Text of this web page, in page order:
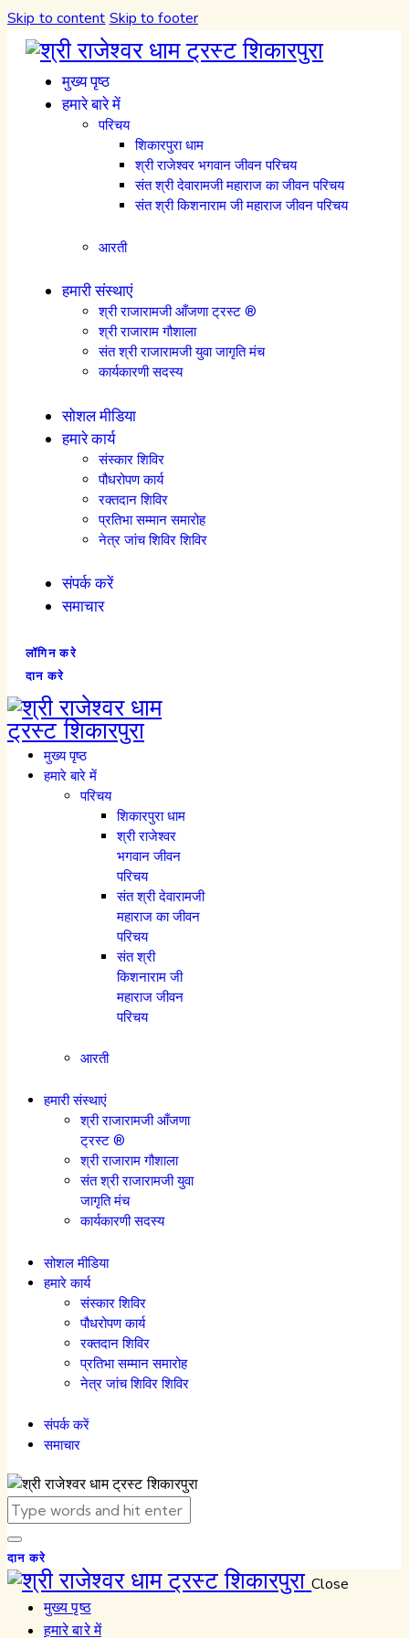
Skip to content Skip to footer
मुख्य पृष्ठ
हमारे बारे में
परिचय
शिकारपुरा धाम
श्री राजेश्वर भगवान जीवन परिचय
संत श्री देवारामजी महाराज का जीवन परिचय
संत श्री किशनाराम जी महाराज जीवन परिचय
आरती
हमारी संस्थाएं
श्री राजारामजी आँजणा ट्रस्ट ®
श्री राजाराम गौशाला
संत श्री राजारामजी युवा जागृति मंच
कार्यकारणी सदस्य
सोशल मीडिया
हमारे कार्य
संस्कार शिविर
पौधरोपण कार्य
रक्तदान शिविर
प्रतिभा सम्मान समारोह
नेत्र जांच शिविर शिविर
संपर्क करें
समाचार
लॉगिन करे
दान करे
मुख्य पृष्ठ
हमारे बारे में
परिचय
शिकारपुरा धाम
श्री राजेश्वर
भगवान जीवन
परिचय
संत श्री देवारामजी
महाराज का जीवन
परिचय
संत श्री
किशनाराम जी
महाराज जीवन
परिचय
आरती
हमारी संस्थाएं
श्री राजारामजी आँजणा
ट्रस्ट ®
श्री राजाराम गौशाला
संत श्री राजारामजी युवा
जागृति मंच
कार्यकारणी सदस्य
सोशल मीडिया
हमारे कार्य
संस्कार शिविर
पौधरोपण कार्य
रक्तदान शिविर
प्रतिभा सम्मान समारोह
नेत्र जांच शिविर शिविर
संपर्क करें
समाचार
दान करे
Close
मुख्य पृष्ठ
हमारे बारे में